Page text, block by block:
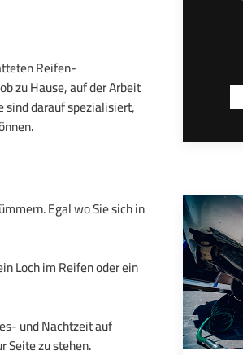
Reifen-
zu Hause, auf der Arbeit
sind darauf spezialisiert,
Egal wo Sie sich in
Loch im Reifen oder ein
und Nachtzeit auf
Seite zu stehen.